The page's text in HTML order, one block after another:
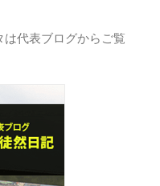
代表ブログからご覧